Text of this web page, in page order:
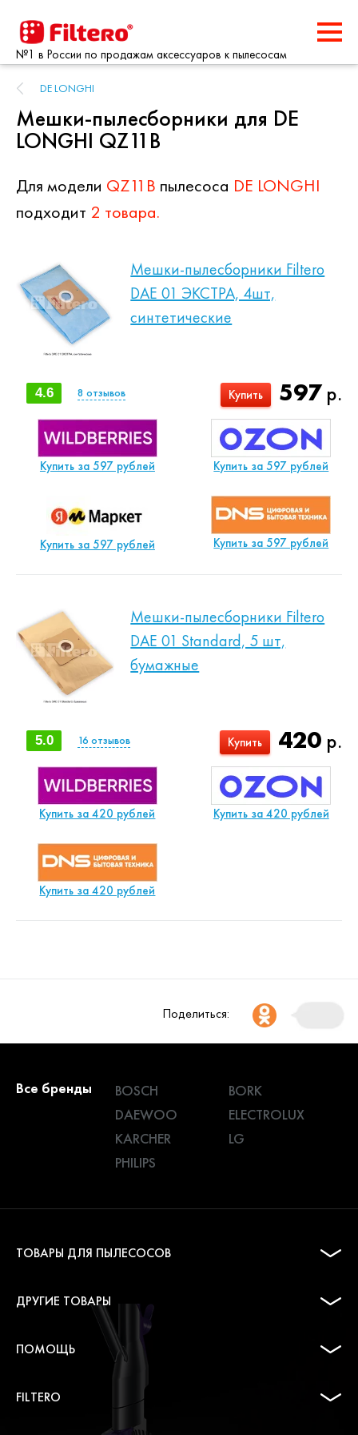
№1 в России по продажам аксессуаров к пылесосам
DE LONGHI
Мешки-пылесборники для DE
LONGHI QZ11B
Для модели QZ11B пылесоса DE LONGHI
подходит 2 товара.
Мешки-пылесборники Filtero
DAE 01 ЭКСТРА, 4шт,
синтетические
597р.
Купить
4.6 8 отзывов
Купить за 597 рублей Купить за 597 рублей
Купить за 597 рублей Купить за 597 рублей
Мешки-пылесборники Filtero
DAE 01 Standard, 5 шт,
бумажные
420 р.
Купить
5.0 16 отзывов
Купить за 420 рублей Купить за 420 рублей
Купить за 420 рублей
Поделиться:
Все бренды BOSCH
BORK
DAEWOO
ELECTROLUX
KARCHER
LG
PHILIPS
ТОВАРЫ ДЛЯ ПЫЛЕСОСОВ
ДРУГИЕ ТОВАРЫ
ПОМОЩЬ
FILTERO